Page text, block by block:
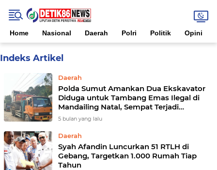
Home Nasional Daerah Polri Politik Opini
Daerah
Polda Sumut Amankan Dua Ekskavator
Diduga untuk Tambang Emas Ilegal di
Mandailing Natal, Sempat Terjadi
Intervensi
5 bulan yang lalu
Daerah
Syah Afandin Luncurkan 51 RTLH di
Gebang, Targetkan 1.000 Rumah Tiap
Tahun